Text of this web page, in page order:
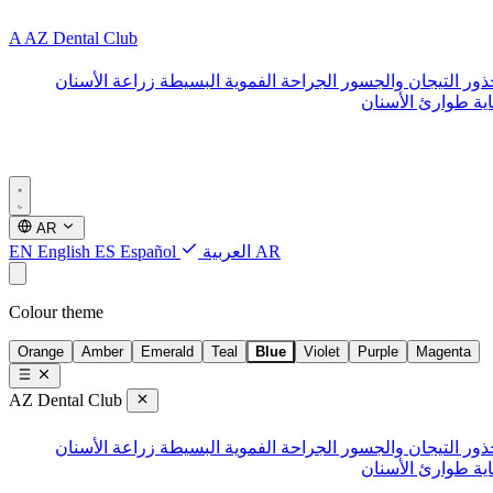
A AZ Dental Club
التيجان والجسور الجراحة الفموية البسيطة زراعة الأسنان
طوارئ الأسنان
AR
EN English ES Español AR العربية
Colour theme
Orange Amber Emerald Teal Blue Violet Purple Magenta
AZ Dental Club
التيجان والجسور الجراحة الفموية البسيطة زراعة الأسنان
طوارئ الأسنان